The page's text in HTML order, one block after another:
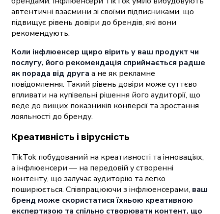
автентичні взаємини зі своїми підписниками, що
підвищує рівень довіри до брендів, які вони
рекомендують.
Коли інфлюенсер щиро вірить у ваш продукт чи
послугу, його рекомендація сприймається радше
як порада від друга а не як рекламне
повідомлення. Такий рівень довіри може суттєво
впливати на купівельні рішення його аудиторії, що
веде до вищих показників конверсії та зростання
лояльності до бренду.
Креативність і вірусність
TikTok побудований на креативності та інноваціях,
а інфлюенсери — на передовій у створенні
контенту, що залучає аудиторію та легко
поширюється. Співпрацюючи з інфлюенсерами, ваш
бренд може скористатися їхньою креативною
експертизою та спільно створювати контент, що